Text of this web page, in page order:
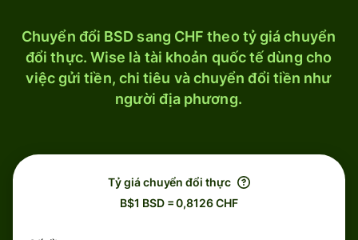
Chuyển đổi BSD sang CHF theo tỷ giá chuyển
đổi thực. Wise là tài khoản quốc tế dùng cho
việc gửi tiền, chi tiêu và chuyển đổi tiền như
người địa phương.
Tỷ giá chuyển đổi thực
B$1 BSD = 0,8126 CHF